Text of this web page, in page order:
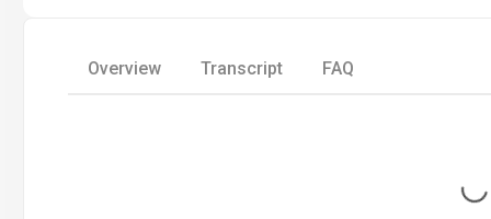
Overview Transcript FAQ
Loading...